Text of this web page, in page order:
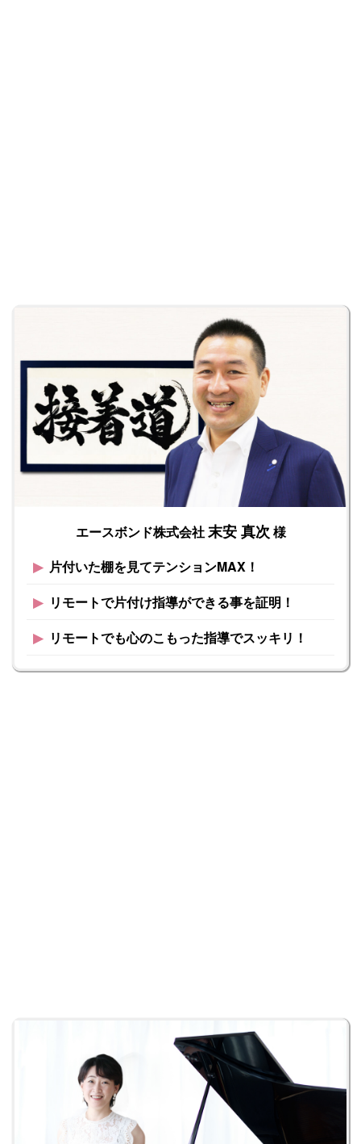
エースボンド株式会社末安 真次 様
▶︎ 片付いた棚を見てテンションMAX！
▶︎ リモートで片付け指導ができる事を証明！
▶︎ リモートでも心のこもった指導でスッキリ！